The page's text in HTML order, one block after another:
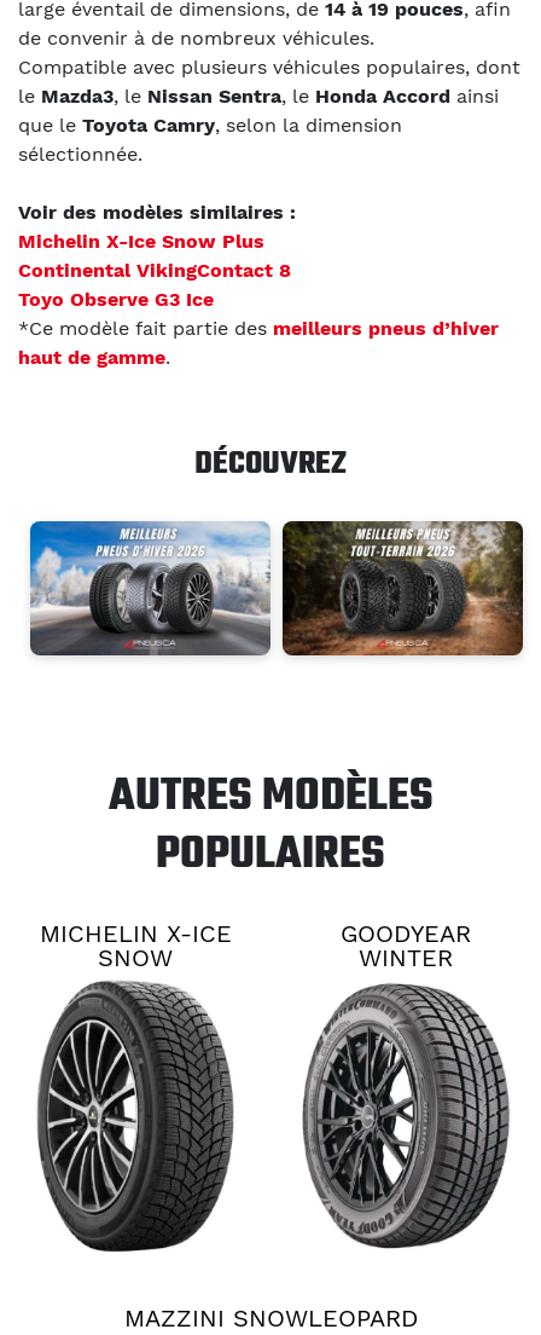
large éventail de dimensions, de 14 à 19 pouces, afin
de convenir à de nombreux véhicules.
Compatible avec plusieurs véhicules populaires, dont
le Mazda3, le Nissan Sentra, le Honda Accord ainsi
que le Toyota Camry, selon la dimension
sélectionnée.
Voir des modèles similaires :
Michelin X-Ice Snow Plus
Continental VikingContact 8
Toyo Observe G3 Ice
*Ce modèle fait partie des meilleurs pneus d’hiver
haut de gamme.
DÉCOUVREZ
AUTRES MODÈLES
POPULAIRES
MICHELIN X-ICE
SNOW
GOODYEAR
WINTER
COMMAND
MAZZINI SNOWLEOPARD